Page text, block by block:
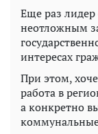
Еще раз
неотложным
интересах
При этом,
работа в
а конкретно